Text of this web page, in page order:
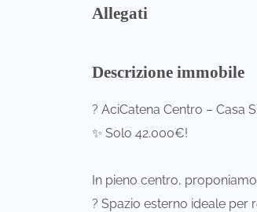
Allegati
Descrizione immobile
? AciCatena Centro – Casa
✨ Solo 42.000€!
In pieno centro,
? Spazio esterno ideale per